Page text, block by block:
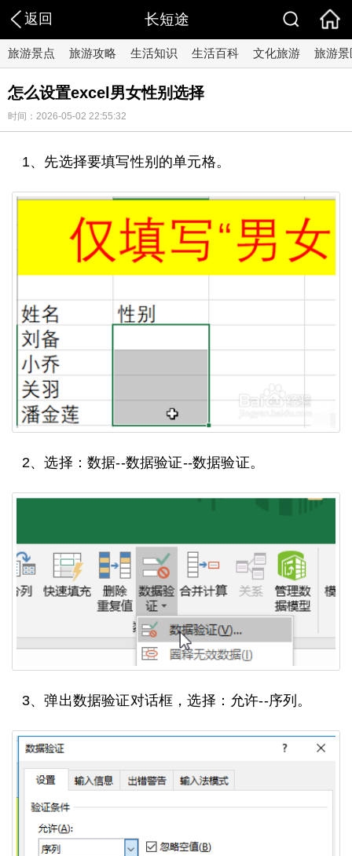
返回 长短途
旅游景点 旅游攻略 生活知识 生活百科 文化旅游 旅游景
怎么设置excel男女性别选择
时间：2026-05-02 22:55:32
1、先选择要填写性别的单元格。
2、选择：数据--数据验证--数据验证。
3、弹出数据验证对话框，选择：允许--序列。